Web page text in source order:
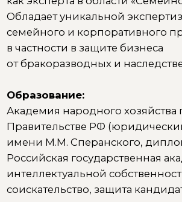
конфликтов».
Повышение квалификации по программам:
«Большие данные (BIG DATA): правовые
аспекты сбора, обработки и оборота».
«Право интеллектуальной собственности».
«Трансграничные споры о детях».
Приглашенный эксперт на различные
юридические мастер-классы и семинары.
Тематика мастер-классов
союзы не противостояли друг другу.
Оформление отношений с бизнес-
Защита интеллектуальной собственности: